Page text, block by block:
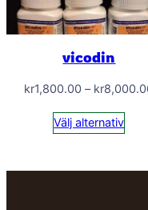
vicodin
kr1,800.00 – kr
Välj alternativ